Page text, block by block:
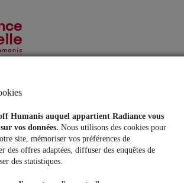
Mutuelle Santé Pro
Prévoyance Pro
Épargne Retraite Pro
Humanis auquel appartient Radiance vous
vos données. Nous utilisons des cookies pour
site, mémoriser vos préférences de
des offres adaptées, diffuser des enquêtes de
des statistiques.